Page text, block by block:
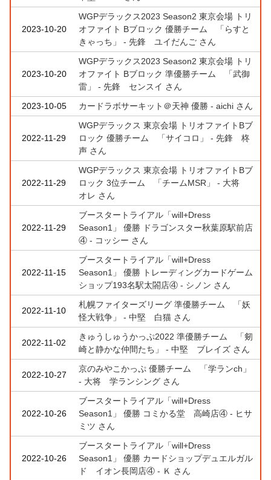
2023-10-20
WGPデラックス2023 Season2 東京会場 トリ
オファイト Bブロック 優勝チーム 「らすと
きゃっち」 - 先鋒 ユイだんご さん
2023-10-20
WGPデラックス2023 Season2 東京会場 トリ
オファイト Bブロック 準優勝チーム 「武御
雷」 - 先鋒 センスイ さん
2023-10-05
カードラボサーキット＠天神 優勝 - aichi さん
2022-11-29
WGPデラックス 東京会場 トリオファイトBブ
ロック 優勝チーム 「サイコロ」 - 先鋒 柊
声 さん
2022-11-29
WGPデラックス 東京会場 トリオファイトBブ
ロック 3位チーム 「チームMSR」 - 大将
オレ さん
2022-11-29
ブースタートライアル「will+Dress
Season1」 優勝 ドラゴンスター秋葉原駅前店
④ - コッシー さん
2022-11-15
ブースタートライアル「will+Dress
Season1」 優勝 トレーディングカードゲーム
ショップ193名駅太閤店④ - シノン さん
2022-11-10
札幌ファイターズリーグ 準優勝チーム 「妖
怪大戦争」 - 中堅 白猫 さん
2022-11-02
きゅうしゅうかっぷ2022 準優勝チーム 「剱
崎と静かな仲間たち」 - 中堅 ブレイズ さん
2022-10-27
京のみやこかっぷ 優勝チーム 「学ランch」
- 大将 学ランシング さん
2022-10-26
ブースタートライアル「will+Dress
Season1」 優勝 コミかる堂 高崎店④ - ヒサ
ミツ さん
2022-10-26
ブースタートライアル「will+Dress
Season1」 優勝 カードショップデュエルガル
ド イオン長岡店④ - Ｋ さん